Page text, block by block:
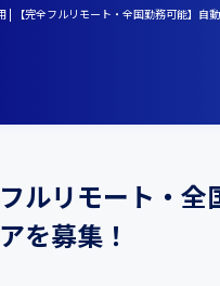
| 【完全フルリモート・全国勤務可能】自
フルリモート・
を募集！